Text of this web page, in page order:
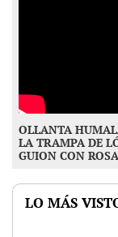
OLLANTA
LA TRAMPA DE
GUION CON
LO MÁS